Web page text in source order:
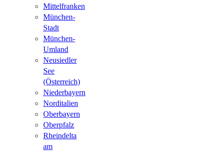
Mittelfranken
München-
Stadt
München-
Umland
Neusiedler
See
(Österreich)
Niederbayern
Norditalien
Oberbayern
Oberpfalz
Rheindelta
am